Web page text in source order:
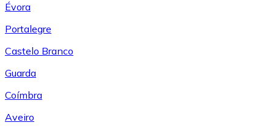
Évora
Portalegre
Castelo Branco
Guarda
Coímbra
Aveiro